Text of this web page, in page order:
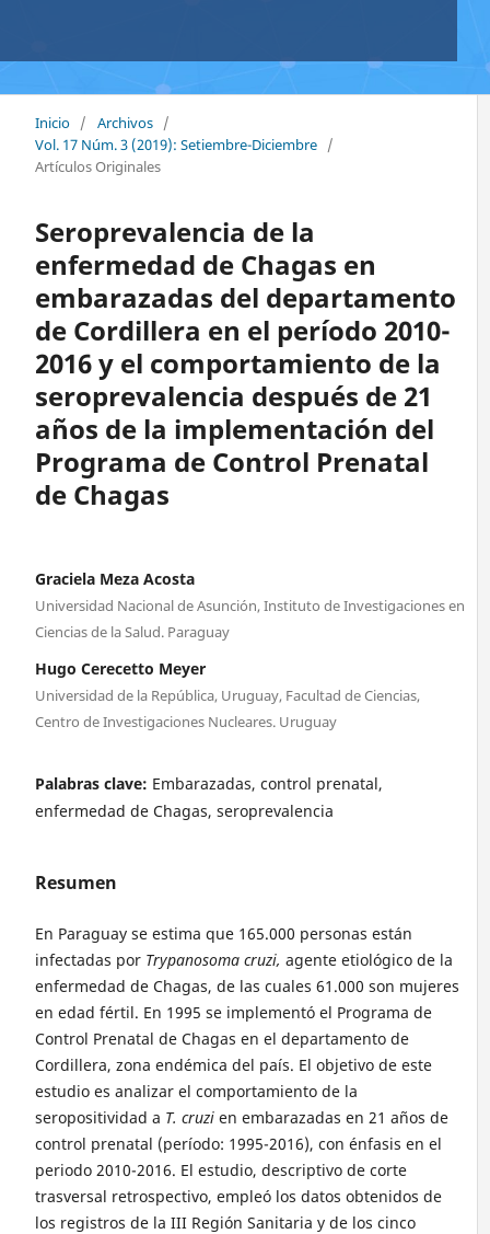
Inicio / Archivos /
Vol. 17 Núm. 3 (2019): Setiembre-Diciembre /
Artículos Originales
Seroprevalencia de la
enfermedad de Chagas en
embarazadas del departamento
de Cordillera en el período 2010-
2016 y el comportamiento de la
seroprevalencia después de 21
años de la implementación del
Programa de Control Prenatal
de Chagas
Graciela Meza Acosta
Universidad Nacional de Asunción, Instituto de Investigaciones en
Ciencias de la Salud. Paraguay
Hugo Cerecetto Meyer
Universidad de la República, Uruguay, Facultad de Ciencias,
Centro de Investigaciones Nucleares. Uruguay
Palabras clave: Embarazadas, control prenatal,
enfermedad de Chagas, seroprevalencia
Resumen
En Paraguay se estima que 165.000 personas están
infectadas por Trypanosoma cruzi, agente etiológico de la
enfermedad de Chagas, de las cuales 61.000 son mujeres
en edad fértil. En 1995 se implementó el Programa de
Control Prenatal de Chagas en el departamento de
Cordillera, zona endémica del país. El objetivo de este
estudio es analizar el comportamiento de la
seropositividad a T. cruzien embarazadas en 21 años de
control prenatal (período: 1995-2016), con énfasis en el
periodo 2010-2016. El estudio, descriptivo de corte
trasversal retrospectivo, empleó los datos obtenidos de
los registros de la III Región Sanitaria y de los cinco